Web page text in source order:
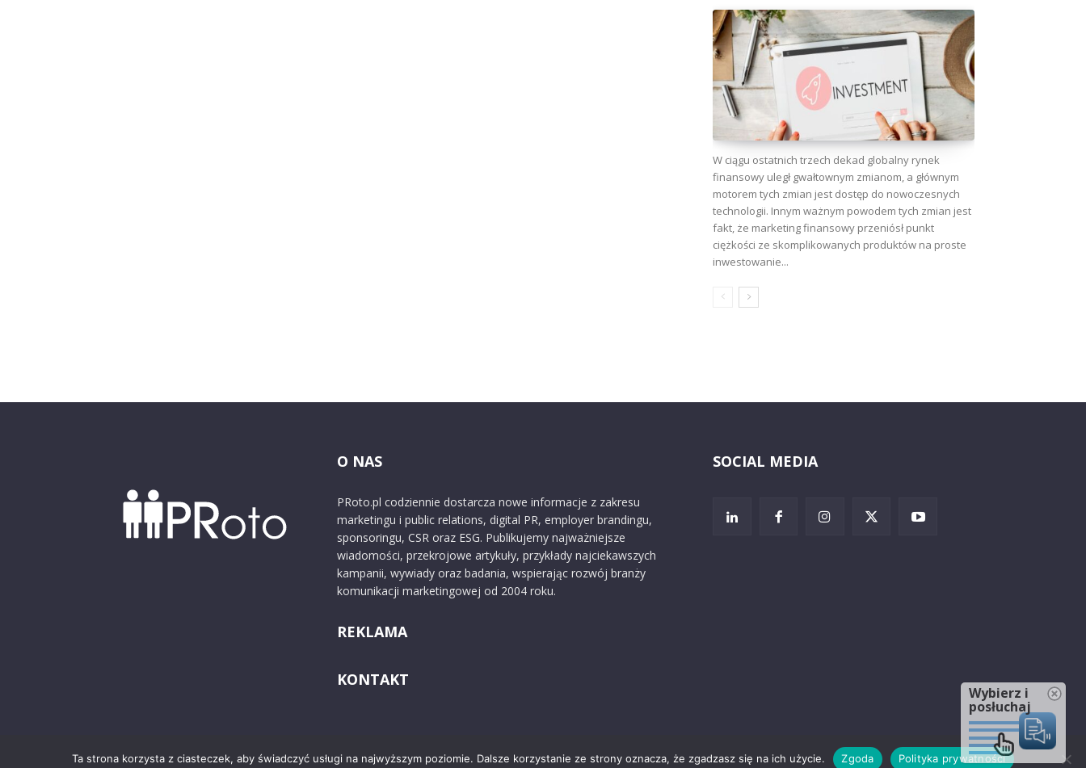
W ciągu ostatnich trzech dekad globalny rynek
finansowy uległ gwałtownym zmianom, a głównym
motorem tych zmian jest dostęp do nowoczesnych
technologii. Innym ważnym powodem tych zmian jest
fakt, że marketing finansowy przeniósł punkt
ciężkości ze skomplikowanych produktów na proste
inwestowanie...
O NAS
PRoto.pl codziennie dostarcza nowe informacje z zakresu
marketingu i public relations, digital PR, employer brandingu,
sponsoringu, CSR oraz ESG. Publikujemy najważniejsze
wiadomości, przekrojowe artykuły, przykłady najciekawszych
kampanii, wywiady oraz badania, wspierając rozwój branży
komunikacji marketingowej od 2004 roku.
REKLAMA
KONTAKT
SOCIAL MEDIA
Ta strona korzysta z ciasteczek, aby świadczyć usługi na najwyższym poziomie. Dalsze korzystanie ze strony oznacza, że zgadzasz się na ich użycie. Zgoda Polityka prywatności
Wybierz i
posłuchaj